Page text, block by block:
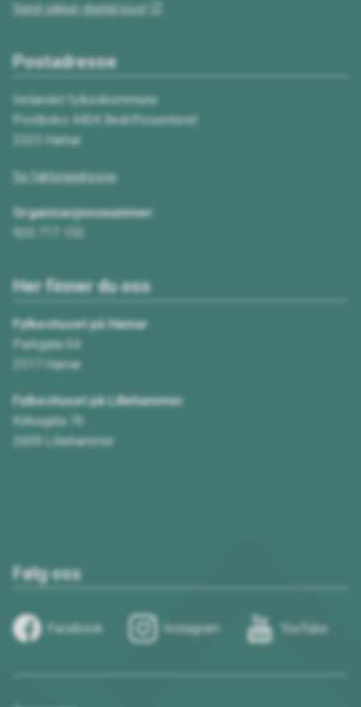
Send sikker digital post
Postadresse
Innlandet fylkeskommune
Postboks 4404 Bedriftssenteret
2325 Hamar
Se fakturaadresse
Organisasjonsnummer:
920 717 152
Her finner du oss
Fylkeshuset på Hamar
Parkgata 64
2317 Hamar
Fylkeshuset på Lillehammer
Kirkegata 76
2609 Lillehammer
Følg oss
Facebook Instagram YouTube